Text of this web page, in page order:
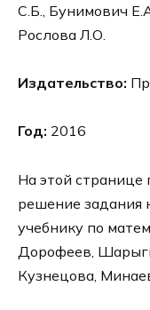
С.Б., Бунимович
Рослова Л.О.
Издательство:
Год: 2016
На этой странице
решение задания
учебнику по
Дорофеев,
Кузнецова,